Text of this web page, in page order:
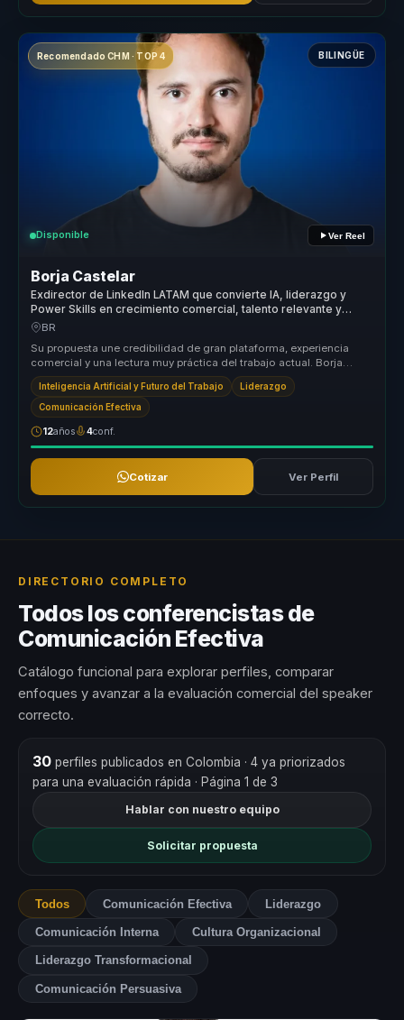
Recomendado CHM · TOP 4 BILINGÜE
Disponible Ver Reel
Borja Castelar
Exdirector de LinkedIn LATAM que convierte IA, liderazgo y
Power Skills en crecimiento comercial, talento relevante y
decisiones ejecutivas.
BR
Su propuesta une credibilidad de gran plataforma, experiencia
comercial y una lectura muy práctica del trabajo actual. Borja
ayuda a buye...
Inteligencia Artificial y Futuro del Trabajo Liderazgo
Comunicación Efectiva
12años 4conf.
Cotizar Ver Perfil
DIRECTORIO COMPLETO
Todos los conferencistas de
Comunicación Efectiva
Catálogo funcional para explorar perfiles, comparar
enfoques y avanzar a la evaluación comercial del speaker
correcto.
30perfiles publicados en Colombia · 4 ya priorizados
para una evaluación rápida · Página 1 de 3
Hablar con nuestro equipo
Solicitar propuesta
Todos Comunicación Efectiva Liderazgo
Comunicación Interna Cultura Organizacional
Liderazgo Transformacional
Comunicación Persuasiva